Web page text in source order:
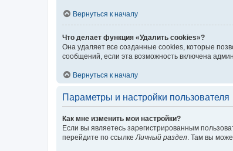
Вернуться к началу
Что делает функция «Удалить cookies»?
Она удаляет все созданные cookies, которые
сообщений, если эта возможность включена
Вернуться к началу
Параметры и настройки пользователя
Как мне изменить мои настройки?
Если вы являетесь зарегистрированным
перейдите по ссылке Личный раздел . Там вы